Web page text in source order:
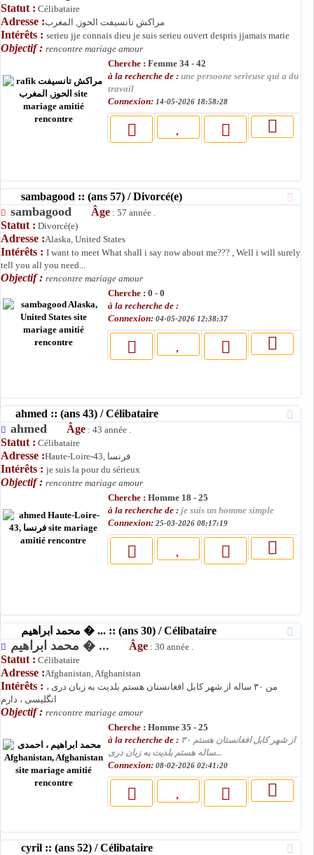
Statut : Célibataire
Adresse :مراكش تانسيفت الحوز, المغرب
Intérêts : serieu jje connais dieu je suis serieu ouvert despris jjamais marie
Objectif : rencontre mariage amour
Cherche : Femme 34 - 42
à la recherche de : une persoone serieuse qui a du
travail
Connexion: 14-05-2026 18:58:28
sambagood :: (ans 57) / Divorcé(e)
sambagood Âge : 57 année .
Statut : Divorcé(e)
Adresse :Alaska, United States
Intérêts : I want to meet What shall i say now about me??? , Well i will surely
tell you all you need...
Objectif : rencontre mariage amour
Cherche : 0 - 0
à la recherche de :
Connexion: 04-05-2026 12:38:37
ahmed :: (ans 43) / Célibataire
ahmed Âge : 43 année .
Statut : Célibataire
Adresse : Haute-Loire-43, فرنسا
Intérêts : je suis la pour du sérieux
Objectif : rencontre mariage amour
Cherche : Homme 18 - 25
à la recherche de : je suis un homme simple
Connexion: 25-03-2026 08:17:19
محمد ابراهیم � ... :: (ans 30) / Célibataire
محمد ابراهیم � ... Âge : 30 année .
Statut : Célibataire
Adresse :Afghanistan, Afghanistan
Intérêts : من ۳۰ ساله از شهر کابل افغانستان هستم بلدیت به زبان دری ،
انگلیسی ، دارم
Objectif : rencontre mariage amour
Cherche : Homme 35 - 25
à la recherche de : از شهر کابل افغانستان هستم ۳۰
ساله هستم بلدیت به زبان دری...
Connexion: 08-02-2026 02:41:20
cyril :: (ans 52) / Célibataire